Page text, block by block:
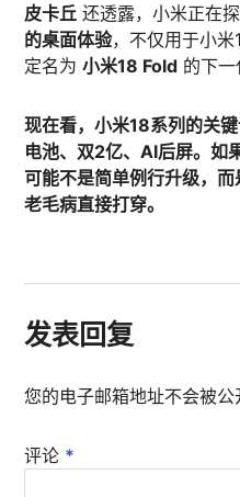
皮卡丘 还透露，小米正在
的桌面体验，不仅用于小
定名为小米18 Fold 的下一
现在看，小米18系列的关
电池、双2亿、AI后屏。如
可能不是简单例行升级，
老毛病直接打穿。
发表回复
您的电子邮箱地址不会被公
评论 *